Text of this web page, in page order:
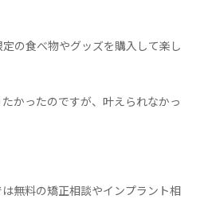
の食べ物やグッズを購入して楽し
かったのですが、叶えられなかっ
無料の矯正相談やインプラント相